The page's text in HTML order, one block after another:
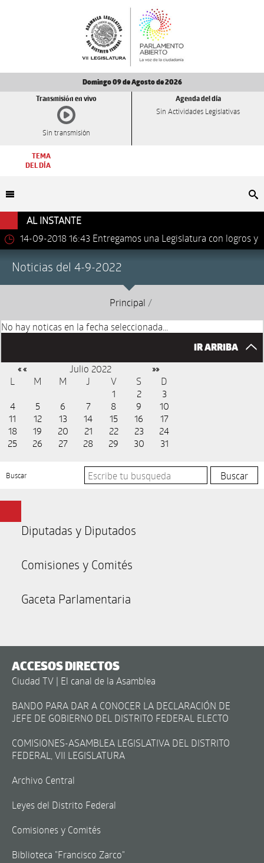
Domingo 09 de Agosto de 2026
Transmisión en vivo
Sin transmisión
Agenda del día
Sin Actividades Legislativas
TEMA
DEL DÍA
AL INSTANTE
14-09-2018 16:43 Entregamos una Legislatura con logros y
Noticias del 4-9-2022
Principal /
No hay noticas en la fecha seleccionada...
IR ARRIBA
« « Julio 2022 »»
L M M J V S
D
1
2
3
4
5 6 7 8 9
10
11
12 13 14 15 16
17
18
19 20 21 22 23
24
25
26 27 28 29 30 31
Buscar
Diputadas y Diputados
Comisiones y Comités
Gaceta Parlamentaria
ACCESOS DIRECTOS
Ciudad TV | El canal de la Asamblea
BANDO PARA DAR A CONOCER LA DECLARACIÓN DE
JEFE DE GOBIERNO DEL DISTRITO FEDERAL ELECTO
COMISIONES-ASAMBLEA LEGISLATIVA DEL DISTRITO
FEDERAL, VII LEGISLATURA
Archivo Central
Leyes del Distrito Federal
Comisiones y Comités
Biblioteca "Francisco Zarco"